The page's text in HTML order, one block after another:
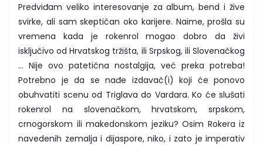
Predviđam veliko interesovanje za album, bend i žive
svirke, ali sam skeptičan oko karijere. Naime, prošla su
vremena kada je rokenrol mogao dobro da živi
isključivo od Hrvatskog tržišta, ili Srpskog, ili Slovenačkog
… Nije ovo patetična nostalgija, već preka potreba!
Potrebno je da se nađe izdavač(i) koji će ponovo
obuhvatiti scenu od Triglava do Vardara. Ko će slušati
rokenrol na slovenačkom, hrvatskom, srpskom,
crnogorskom ili makedonskom jeziku? Osim Rokera iz
navedenih zemalja i dijaspore, niko, i zato je imperativ